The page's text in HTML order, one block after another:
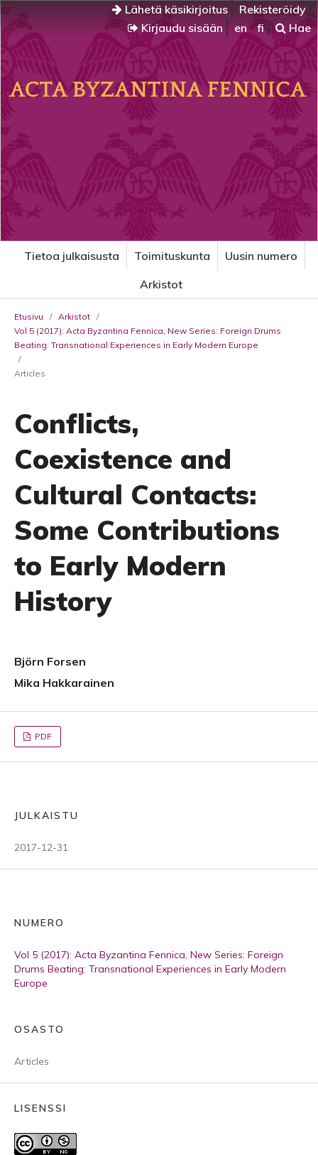
Lähetä käsikirjoitus
Rekisteröidy
Kirjaudu sisään
en fi Hae
Tietoa julkaisusta Toimituskunta
Uusin numero
Arkistot
Etusivu / Arkistot /
Vol 5 (2017): Acta Byzantina Fennica, New Series: Foreign Drums
Beating: Transnational Experiences in Early Modern Europe
/
Articles
Conflicts,
Coexistence and
Cultural Contacts:
Some Contributions
to Early Modern
History
Björn Forsen
Mika Hakkarainen
PDF
JULKAISTU
2017-12-31
NUMERO
Vol 5 (2017): Acta Byzantina Fennica, New Series: Foreign
Drums Beating: Transnational Experiences in Early Modern
Europe
OSASTO
Articles
LISENSSI